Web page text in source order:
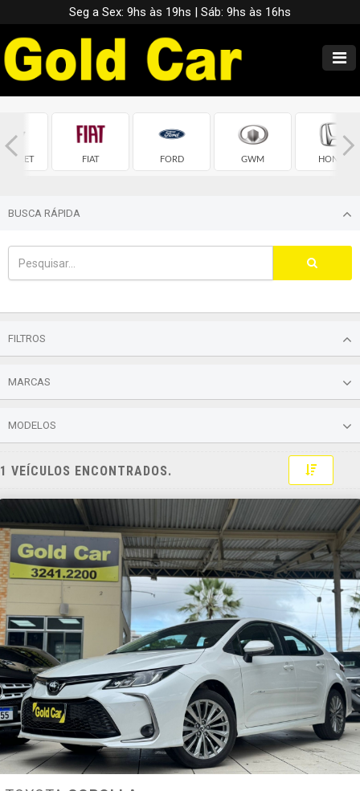
Seg a Sex: 9hs às 19hs | Sáb: 9hs às 16hs
FIAT FORD GWM HONDA
BUSCA RÁPIDA
FILTROS
MARCAS
MODELOS
1 VEÍCULOS ENCONTRADOS. Toggle